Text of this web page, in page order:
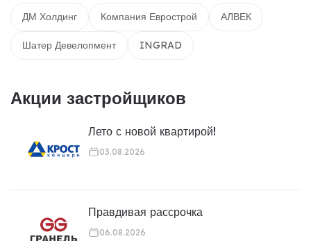
ДМ Холдинг Компания Еврострой АЛВЕК
Шатер Девелопмент INGRAD
Акции застройщиков
Лето с новой квартирой!
03.08.2026
Правдивая рассрочка
06.08.2026